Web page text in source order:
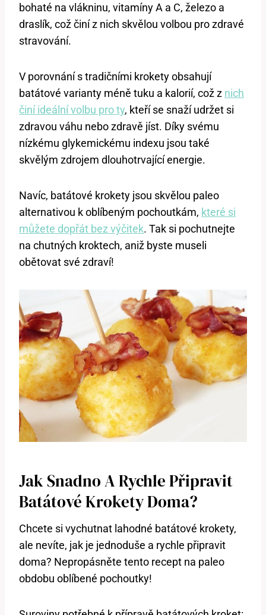
bohaté na vlákninu, vitamíny A a C, železo a
draslík, což činí z nich skvělou volbou pro zdravé
stravování.
V porovnání s tradičními krokety obsahují
batátové varianty méně tuku a kalorií, což z nich
činí ideální volbu pro ty, kteří se snaží udržet si
zdravou váhu nebo zdravě jíst. Díky svému
nízkému glykemickému indexu jsou také
skvělým zdrojem dlouhotrvající energie.
Navíc, batátové krokety jsou skvělou paleo
alternativou k oblíbeným pochoutkám, které si
můžete dopřát bez výčitek. Tak si pochutnejte
na chutných kroktech, aniž byste museli
obětovat své zdraví!
Jak Snadno A Rychle Připravit
Batátové Krokety Doma?
Chcete si vychutnat lahodné batátové krokety,
ale nevíte, jak je jednoduše a rychle připravit
doma? Nepropásněte tento recept na paleo
obdobu oblíbené pochoutky!